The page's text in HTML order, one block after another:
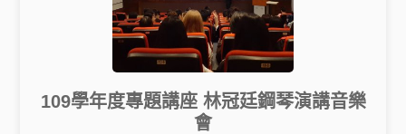
109學年度專題講座 林冠廷鋼琴演講音樂
會